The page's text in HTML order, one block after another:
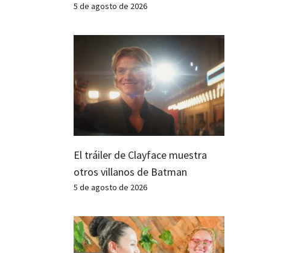
5 de agosto de 2026
El tráiler de Clayface muestra
otros villanos de Batman
5 de agosto de 2026